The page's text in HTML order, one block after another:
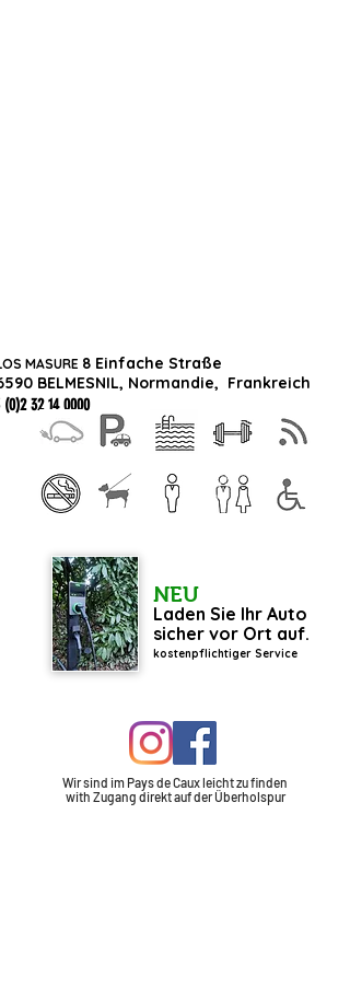
MASURE 8 Einfache Straße
BELMESNIL, Normandie, Frankreich
(0)2 32 14 0000
NEU
Laden Sie Ihr Auto
sicher vor Ort auf.
kostenpflichtiger Service
Wir sind im Pays de Caux leicht zu finden
with Zugang direkt auf der Überholspur